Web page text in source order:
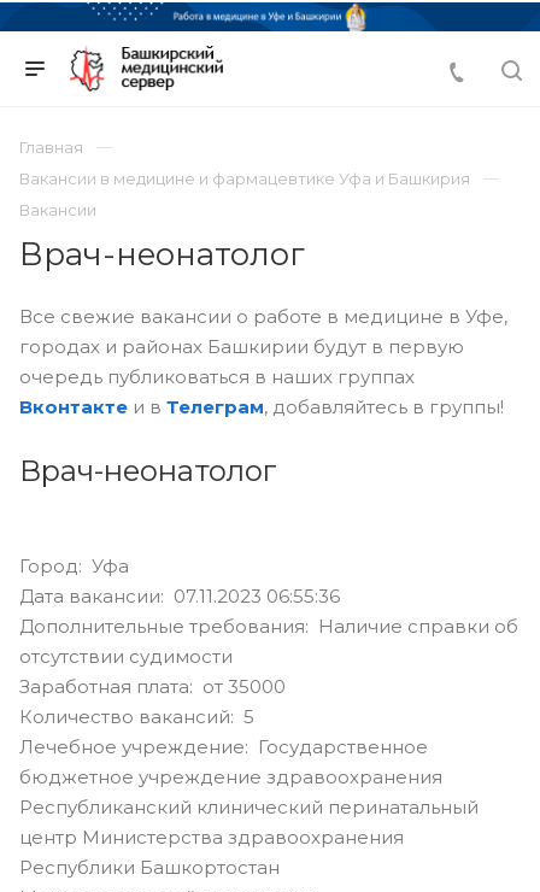
Главная
Вакансии в медицине и фармацевтике Уфа и Башкирия
Вакансии
Врач-неонатолог
Все свежие вакансии о работе в медицине в Уфе,
городах и районах Башкирии будут в первую
очередь публиковаться в наших группах
Вконтакте и в Телеграм, добавляйтесь в группы!
Врач-неонатолог
Город: Уфа
Дата вакансии: 07.11.2023 06:55:36
Дополнительные требования: Наличие справки об
отсутствии судимости
Заработная плата: от 35000
Количество вакансий: 5
Лечебное учреждение: Государственное
бюджетное учреждение здравоохранения
Республиканский клинический перинатальный
центр Министерства здравоохранения
Республики Башкортостан